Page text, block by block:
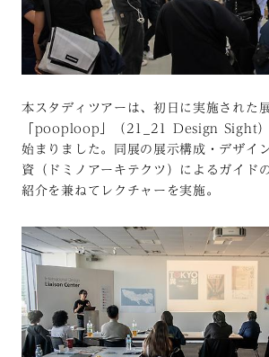
本スタディツアーは、初日に実施された
「pooploop」（21_21 Design Sight）
始まりました。同展の展示構成・デザイ
資（ドミノアーキテクツ）によるガイド
紹介を兼ねてレクチャーを実施。